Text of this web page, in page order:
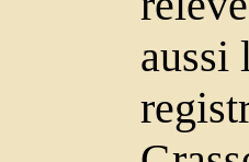
aussi